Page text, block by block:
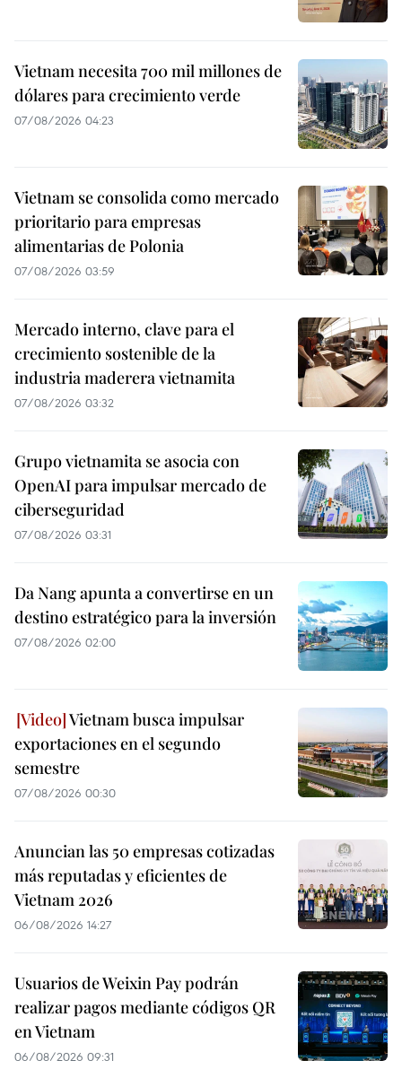
Vietnam necesita 700 mil millones de
dólares para crecimiento verde
07/08/2026 04:23
Vietnam se consolida como mercado
prioritario para empresas
alimentarias de Polonia
07/08/2026 03:59
Mercado interno, clave para el
crecimiento sostenible de la
industria maderera vietnamita
07/08/2026 03:32
Grupo vietnamita se asocia con
OpenAI para impulsar mercado de
ciberseguridad
07/08/2026 03:31
Da Nang apunta a convertirse en un
destino estratégico para la inversión
07/08/2026 02:00
Vietnam busca impulsar
exportaciones en el segundo
semestre
07/08/2026 00:30
Anuncian las 50 empresas cotizadas
más reputadas y eficientes de
Vietnam 2026
06/08/2026 14:27
Usuarios de Weixin Pay podrán
realizar pagos mediante códigos QR
en Vietnam
06/08/2026 09:31